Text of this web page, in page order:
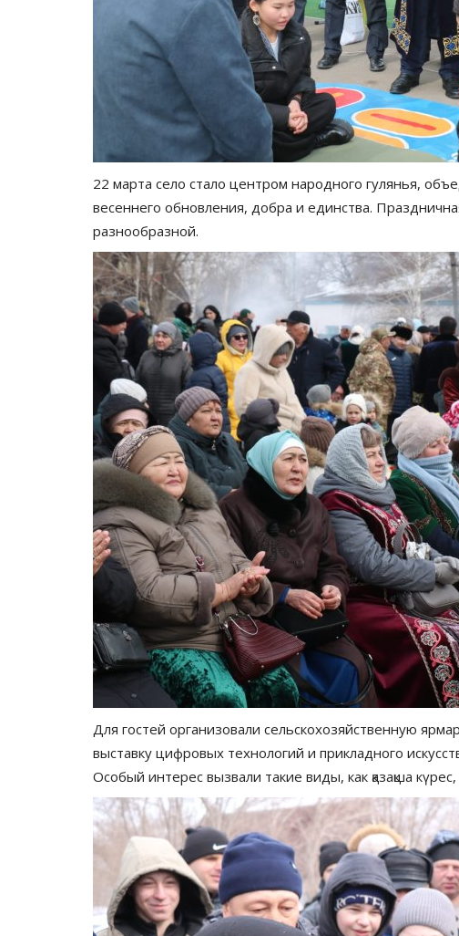
22 марта село стало центром народного гулянья,
весеннего обновления, добра и единства.
разнообразной.
Для гостей организовали сельскохозяйственную
выставку цифровых технологий и прикладного
Особый интерес вызвали такие виды, как қазақша күрес,
Зимний спорт
Павлодарские ветераны встали на
лыжи
Март 6, 2026 0 1867
Лыжные гонки организовали на Усольской базе.